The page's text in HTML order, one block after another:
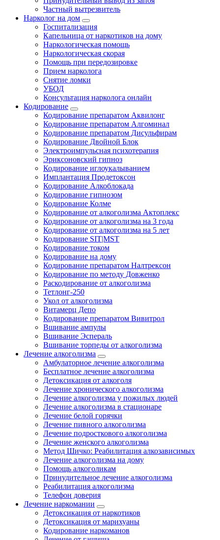
Частный вытрезвитель
Нарколог на дом
Госпитализация
Капельница от наркотиков на дому
Наркологическая помощь
Наркологическая скорая
Помощь при передозировке
Прием нарколога
Снятие ломки
УБОД
Консультация нарколога онлайн
Кодирование
Кодирование препаратом Аквилонг
Кодирование препаратом Алгоминал
Кодирование препаратом Дисульфирам
Кодирование Двойной Блок
Электроимпульсная психотерапия
Эриксоновский гипноз
Кодирование иглоукалыванием
Имплантация Продетоксон
Кодирование Алкоблокада
Кодирование гипнозом
Кодирование Колме
Кодирование от алкоголизма Актоплекс
Кодирование от алкоголизма на 3 года
Кодирование от алкоголизма на 5 лет
Кодирование SIT|MST
Кодирование током
Кодирование на дому
Кодирование препаратом Налтрексон
Кодирование по методу Довженко
Раскодирование от алкоголизма
Тетлонг-250
Укол от алкоголизма
Витамерц Депо
Кодирование препаратом Вивитрол
Вшивание ампулы
Вшивание Эспераль
Вшивание торпеды от алкоголизма
Лечение алкоголизма
Амбулаторное лечение алкоголизма
Бесплатное лечение алкоголизма
Детоксикация от алкоголя
Лечение хронического алкоголизма
Лечение алкоголизма у пожилых людей
Лечение алкоголизма в стационаре
Лечение белой горячки
Лечение пивного алкоголизма
Лечение подросткового алкоголизма
Лечение женского алкоголизма
Метод Шичко: Реабилитация алкозависимых
Лечение алкоголизма на дому
Помощь алкоголикам
Принудительное лечение алкоголизма
Реабилитация алкоголизма
Телефон доверия
Лечение наркомании
Детоксикация от наркотиков
Детоксикация от марихуаны
Кодирование наркоманов